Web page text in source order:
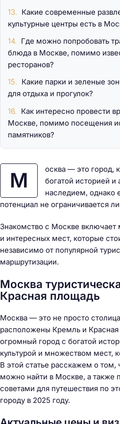
М
осква — это город,
богатой историей и
наследием, однако
потенциал не ограничивается
Знакомство с Москве
и интересных мест, которые
независимо от популярной
маршрутизации.
Москва
Красная площадь
Москва — это не просто
расположены Кремль и
огромный город с богатой
культурой и множеством мест,
В этой статье расскажем о том,
можно найти в Москве, а также
советами для путешествия по
городу в 2025 году.
Какие современные
культурные центры есть в
Где можно попробовать
блюда в Москве, помимо
ресторанов?
Какие парки и зеленые
для отдыха и прогулок?
Как интересно провести
Москве, помимо посещения
памятников?